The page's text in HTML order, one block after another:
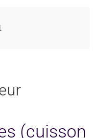
(cuisson